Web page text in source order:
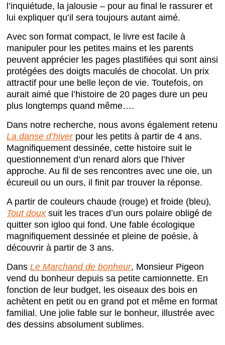
l’inquiétude, la jalousie – pour au final le rassurer et
lui expliquer qu’il sera toujours autant aimé.
Avec son format compact, le livre est facile à
manipuler pour les petites mains et les parents
peuvent apprécier les pages plastifiées qui sont ainsi
protégées des doigts maculés de chocolat. Un prix
attractif pour une belle leçon de vie. Toutefois, on
aurait aimé que l’histoire de 20 pages dure un peu
plus longtemps quand même….
Dans notre recherche, nous avons également retenu
La danse d’hiverpour les petits à partir de 4 ans.
Magnifiquement dessinée, cette histoire suit le
questionnement d’un renard alors que l’hiver
approche. Au fil de ses rencontres avec une oie, un
écureuil ou un ours, il finit par trouver la réponse.
A partir de couleurs chaude (rouge) et froide (bleu),
Tout douxsuit les traces d’un ours polaire obligé de
quitter son igloo qui fond. Une fable écologique
magnifiquement dessinée et pleine de poésie, à
découvrir à partir de 3 ans.
DansLe Marchand de bonheur, Monsieur Pigeon
vend du bonheur depuis sa petite camionnette. En
fonction de leur budget, les oiseaux des bois en
achètent en petit ou en grand pot et même en format
familial. Une jolie fable sur le bonheur, illustrée avec
des dessins absolument sublimes.